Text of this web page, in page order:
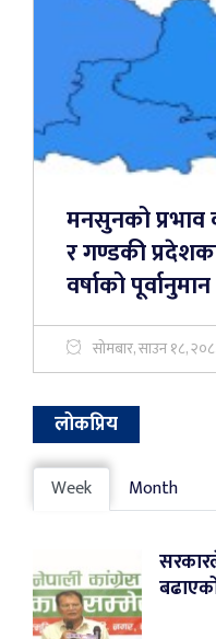
मनसुनको
र गण्डकी
वर्षाको पूर्वानुमान
सोमबार, साउन १८,
लोकप्रिय
Week Month